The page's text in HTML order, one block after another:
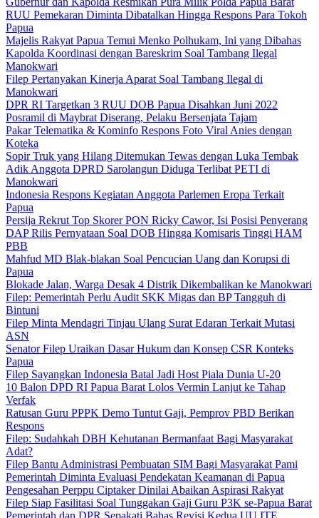
RUU Pemekaran Diminta Dibatalkan Hingga Respons Para Tokoh
Papua
Majelis Rakyat Papua Temui Menko Polhukam, Ini yang Dibahas
Kapolda Koordinasi dengan Bareskrim Soal Tambang Ilegal
Manokwari
Filep Pertanyakan Kinerja Aparat Soal Tambang Ilegal di
Manokwari
DPR RI Targetkan 3 RUU DOB Papua Disahkan Juni 2022
Posramil di Maybrat Diserang, Pelaku Bersenjata Tajam
Pakar Telematika & Kominfo Respons Foto Viral Anies dengan
Koteka
Sopir Truk yang Hilang Ditemukan Tewas dengan Luka Tembak
Adik Anggota DPRD Sarolangun Diduga Terlibat PETI di
Manokwari
Indonesia Respons Kegiatan Anggota Parlemen Eropa Terkait
Papua
Persija Rekrut Top Skorer PON Ricky Cawor, Isi Posisi Penyerang
DAP Rilis Pernyataan Soal DOB Hingga Komisaris Tinggi HAM
PBB
Mahfud MD Blak-blakan Soal Pencucian Uang dan Korupsi di
Papua
Blokade Jalan, Warga Desak 4 Distrik Dikembalikan ke Manokwari
Filep: Pemerintah Perlu Audit SKK Migas dan BP Tangguh di
Bintuni
Filep Minta Mendagri Tinjau Ulang Surat Edaran Terkait Mutasi
ASN
Senator Filep Uraikan Dasar Hukum dan Konsep CSR Konteks
Papua
Filep Sayangkan Indonesia Batal Jadi Host Piala Dunia U-20
10 Balon DPD RI Papua Barat Lolos Vermin Lanjut ke Tahap
Verfak
Ratusan Guru PPPK Demo Tuntut Gaji, Pemprov PBD Berikan
Respons
Filep: Sudahkah DBH Kehutanan Bermanfaat Bagi Masyarakat
Adat?
Filep Bantu Administrasi Pembuatan SIM Bagi Masyarakat Pami
Pemerintah Diminta Evaluasi Pendekatan Keamanan di Papua
Pengesahan Perppu Ciptaker Dinilai Abaikan Aspirasi Rakyat
Filep Siap Fasilitasi Soal Tunggakan Gaji Guru P3K se-Papua Barat
Pemerintah dan DPR Sepakati Bahas Revisi Kedua UU ITE